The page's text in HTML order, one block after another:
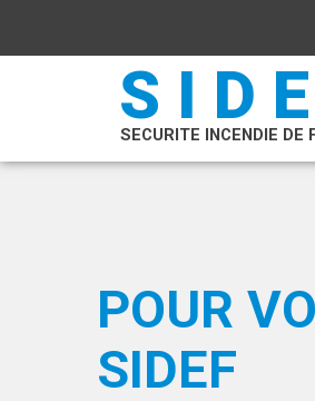
SECURITE INCENDIE DE
POUR
SIDEF